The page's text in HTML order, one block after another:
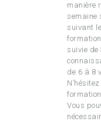
manière
semaine
suivant
suivie
de 6 à 8
Vous